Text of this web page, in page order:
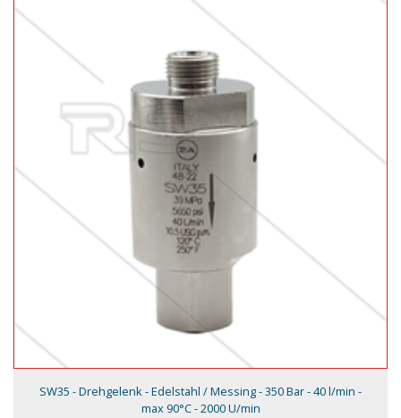
SW35 - Drehgelenk - Edelstahl / Messing - 350 Bar - 40 l/min -
max 90°C - 2000 U/min